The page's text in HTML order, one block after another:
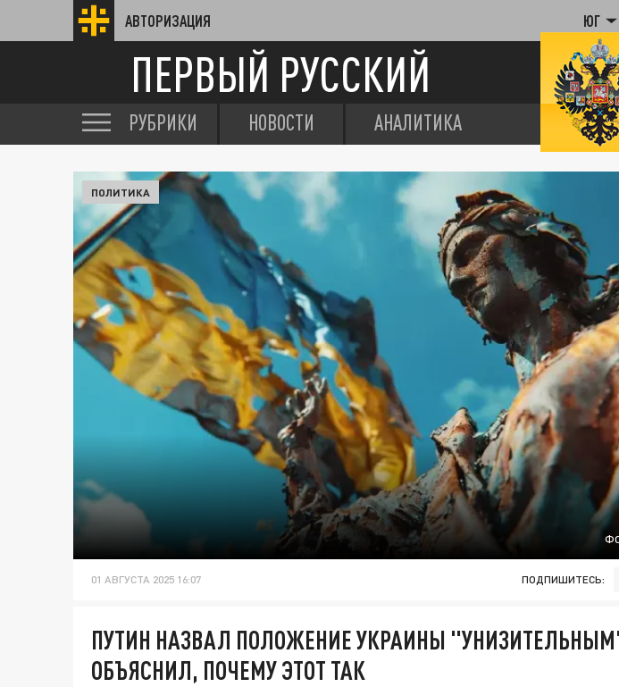
АВТОРИЗАЦИЯ ЮГ
ПЕРВЫЙ РУССКИЙ
РУБРИКИ НОВОСТИ АНАЛИТИКА
ПОЛИТИКА
01 АВГУСТА 2025 16:07 ПОДПИШИТЕСЬ:
ПУТИН НАЗВАЛ ПОЛОЖЕНИЕ УКРАИНЫ
ОБЪЯСНИЛ, ПОЧЕМУ ЭТОТ ТАК